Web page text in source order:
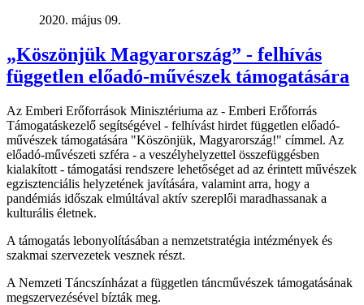
2020. május 09.
„Köszönjük Magyarország” - felhívás
független előadó-művészek támogatására
Az Emberi Erőforrások Minisztériuma az - Emberi Erőforrás
Támogatáskezelő segítségével - felhívást hirdet független előadó-
művészek támogatására "Köszönjük, Magyarország!" címmel. Az
előadó-művészeti szféra - a veszélyhelyzettel összefüggésben
kialakított - támogatási rendszere lehetőséget ad az érintett művészek
egzisztenciális helyzetének javítására, valamint arra, hogy a
pandémiás időszak elmúltával aktív szereplői maradhassanak a
kulturális életnek.
A támogatás lebonyolításában a nemzetstratégia intézmények és
szakmai szervezetek vesznek részt.
A Nemzeti Táncszínházat a független táncművészek támogatásának
megszervezésével bízták meg.